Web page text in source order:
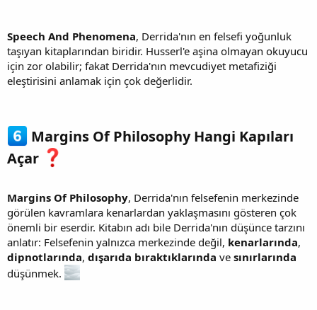
Speech And Phenomena, Derrida'nın en felsefi yoğunluk
taşıyan kitaplarından biridir. Husserl'e aşina olmayan okuyucu
için zor olabilir; fakat Derrida'nın mevcudiyet metafiziği
eleştirisini anlamak için çok değerlidir.
Margins Of Philosophy Hangi Kapıları
Açar
Margins Of Philosophy, Derrida'nın felsefenin merkezinde
görülen kavramlara kenarlardan yaklaşmasını gösteren çok
önemli bir eserdir. Kitabın adı bile Derrida'nın düşünce tarzını
anlatır: Felsefenin yalnızca merkezinde değil, kenarlarında,
dipnotlarında, dışarıda bıraktıklarında ve sınırlarında
düşünmek.